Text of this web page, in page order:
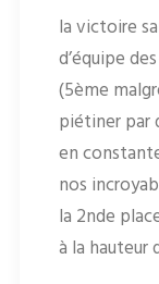
la victoire
d’équipe
(5ème
piétiner par
en
nos
la 2nde
à la hauteur